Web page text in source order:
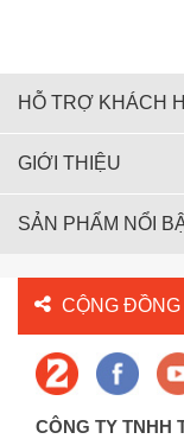
HỖ TRỢ KHÁCH
GIỚI THIỆU
SẢN PHẨM NỔI
CỘNG ĐỒNG
CÔNG TY TNHH